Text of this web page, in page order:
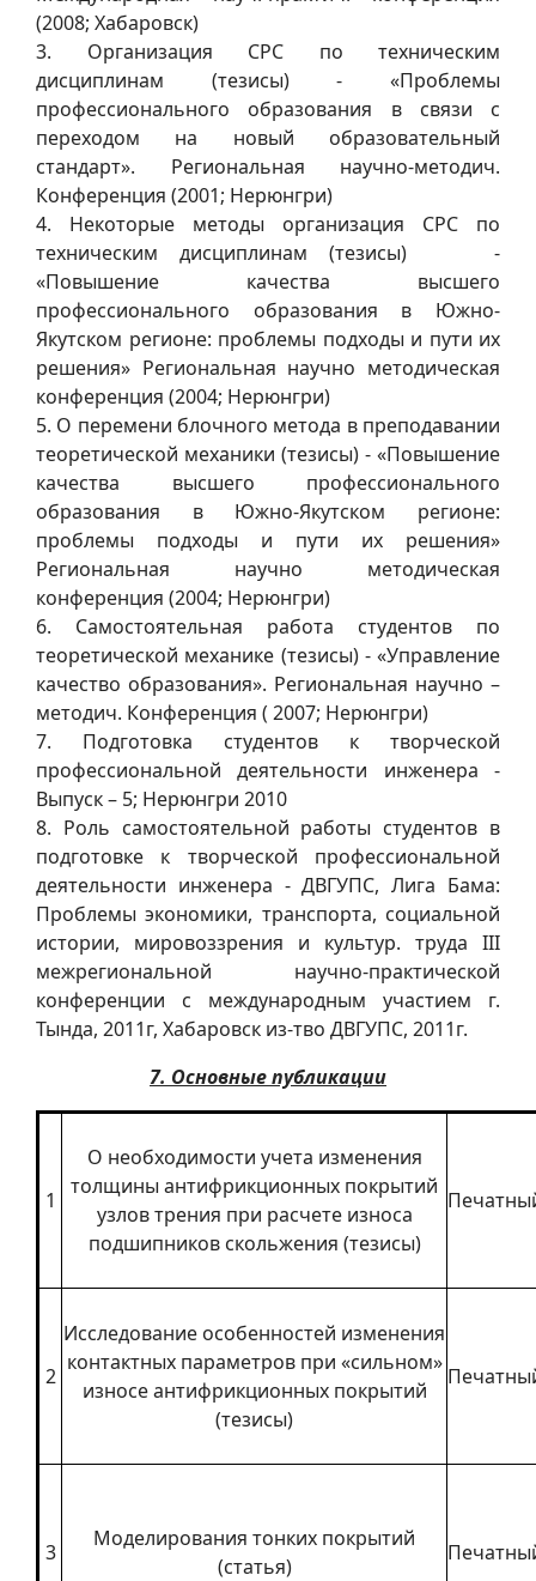
(2008; Хабаровск)
3. Организация СРС по техническим
дисциплинам (тезисы) - «Проблемы
профессионального образования в связи с
переходом на новый образовательный
стандарт». Региональная научно-методич.
Конференция (2001; Нерюнгри)
4. Некоторые методы организация СРС по
техническим дисциплинам (тезисы) -
«Повышение качества высшего
профессионального образования в Южно-
Якутском регионе: проблемы подходы и пути их
решения» Региональная научно методическая
конференция (2004; Нерюнгри)
5. О перемени блочного метода в преподавании
теоретической механики (тезисы) - «Повышение
качества высшего профессионального
образования в Южно-Якутском регионе:
проблемы подходы и пути их решения»
Региональная научно методическая
конференция (2004; Нерюнгри)
6. Самостоятельная работа студентов по
теоретической механике (тезисы) - «Управление
качество образования». Региональная научно –
методич. Конференция ( 2007; Нерюнгри)
7. Подготовка студентов к творческой
профессиональной деятельности инженера -
Выпуск – 5; Нерюнгри 2010
8. Роль самостоятельной работы студентов в
подготовке к творческой профессиональной
деятельности инженера - ДВГУПС, Лига Бама:
Проблемы экономики, транспорта, социальной
истории, мировоззрения и культур. труда III
межрегиональной научно-практической
конференции с международным участием г.
Тында, 2011г, Хабаровск из-тво ДВГУПС, 2011г.
7. Основные публикации
1
О необходимости учета изменения
толщины антифрикционных покрытий
узлов трения при расчете износа
подшипников скольжения (тезисы)
2
Исследование особенностей изменения
контактных параметров при «сильном»
износе антифрикционных покрытий
(тезисы)
3
Моделирования тонких покрытий
(статья)